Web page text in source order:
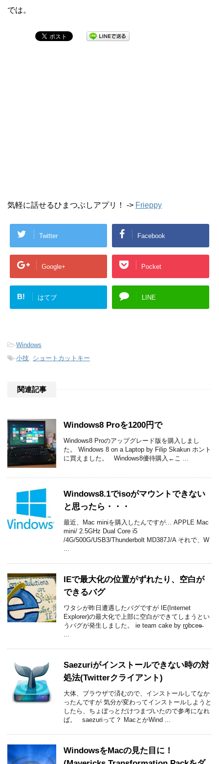
では。
気軽に話せるひまつぶしアプリ！ -> Frieppy
Twitter Facebook
Google+ Pocket
B! はてブ LINE
-Windows
-小技 ショートカットキー
関連記事
Windows8 Proを1200円で
Windows8 Proのアップグレード版を購入しまし
た。 Windows 8 on a Laptop by Filip Skakun ホント
に買えました。 Windows8優待購入←こ ...
Windows8.1でisoがマウントできない
と思ったら・・・
最近、Mac miniを購入したんですが... APPLE Mac
mini/ 2.5GHz Dual Core i5
/4G/500G/USB3/Thunderbolt MD387J/A それで、W
IEで最大化の位置がずれたり、空白が
できるバグ
ワタシが昨日遭遇したバグですが IE(Internet
Explorer)の最大化で上部に空白ができてしまうとい
うバグが発生しました。 ie team cake by r͢ǫbcee̶
Saezuriがインストールできない時の対
処法(Twitterクライアント)
大体、ブラウザで済むので、インストールしてなか
ったんですが 気分が変わってインストールしようと
したら、ちょぼっとだけつまづいたので参考になれ
ば。 saezuriって？ MacとかWind ...
WindowsをMacの見た目に！